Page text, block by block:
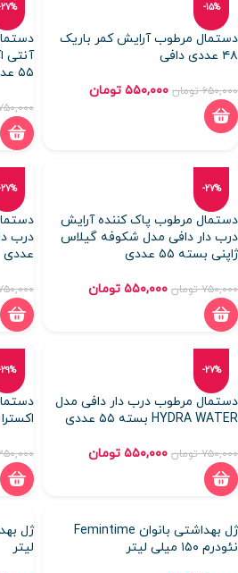
-15%
دستمال مرطوب آرایش کمر باریک
۴۸ عددی دافی
۶۵۰,۰۰۰ تومان ۵۵۰,۰۰۰ تومان
آنتی
۵۵ عددی
-27%
دستمال مرطوب پاک کننده آرایش
درب دار دافی مدل شکوفه گیلاس
ژاپنی بسته ۵۵ عددی
۷۵۰,۰۰۰ تومان ۵۵۰,۰۰۰ تومان
عددی
-27%
دستمال مرطوب درب دار دافی مدل
HYDRA WATER بسته ۵۵ عددی
۷۵۰,۰۰۰ تومان ۵۵۰,۰۰۰ تومان
اکسترا
ژل بهداشتی بانوان Femintime
نئودرم ۱۵۰ میلی لیتر
لیتر